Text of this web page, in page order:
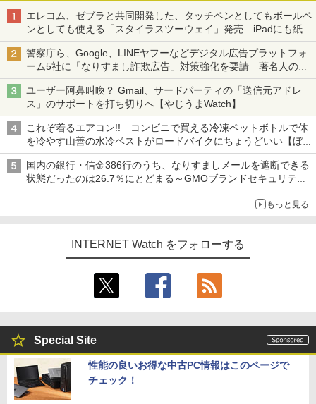
エレコム、ゼブラと共同開発した、タッチペンとしてもボールペ
ンとしても使える「スタイラスツーウェイ」発売 iPadにも紙に
も、持ち替えずに書き込める
警察庁ら、Google、LINEヤフーなどデジタル広告プラットフォ
ーム5社に「なりすまし詐欺広告」対策強化を要請 著名人の写
真や映像を使った投資詐欺などへの対策として
ユーザー阿鼻叫喚？ Gmail、サードパーティの「送信元アドレ
ス」のサポートを打ち切りへ【やじうまWatch】
これぞ着るエアコン!! コンビニで買える冷凍ペットボトルで体
を冷やす山善の水冷ベストがロードバイクにちょうどいい【ぼっ
ち・ざ・ろーど！その14】【空いた時間でなにしてる？】
国内の銀行・信金386行のうち、なりすましメールを遮断できる
状態だったのは26.7％にとどまる～GMOブランドセキュリティ
もっと見る
INTERNET Watch をフォローする
Special Site
性能の良いお得な中古PC情報はこのページで
チェック！